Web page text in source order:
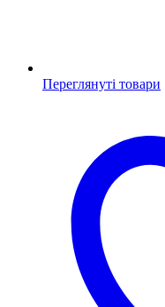
Переглянуті товари